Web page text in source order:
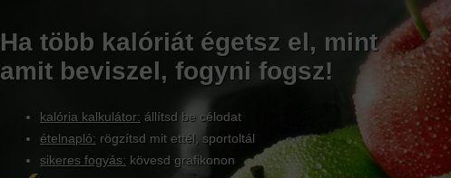
Ha több kalóriát égetsz el, mint
amit beviszel, fogyni fogsz!
kalória kalkulátor: állítsd be célodat
ételnapló: rögzítsd mit ettél, sportoltál
sikeres fogyás: kövesd grafikonon